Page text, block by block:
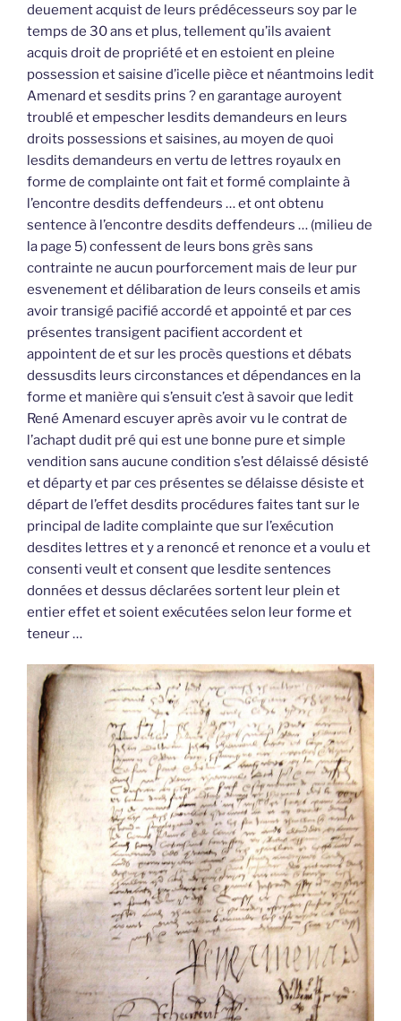
deuement acquist de leurs prédécesseurs soy par le
temps de 30 ans et plus, tellement qu’ils avaient
acquis droit de propriété et en estoient en pleine
possession et saisine d’icelle pièce et néantmoins ledit
Amenard et sesdits prins ? en garantage auroyent
troublé et empescher lesdits demandeurs en leurs
droits possessions et saisines, au moyen de quoi
lesdits demandeurs en vertu de lettres royaulx en
forme de complainte ont fait et formé complainte à
l’encontre desdits deffendeurs … et ont obtenu
sentence à l’encontre desdits deffendeurs … (milieu de
la page 5) confessent de leurs bons grès sans
contrainte ne aucun pourforcement mais de leur pur
esvenement et délibaration de leurs conseils et amis
avoir transigé pacifié accordé et appointé et par ces
présentes transigent pacifient accordent et
appointent de et sur les procès questions et débats
dessusdits leurs circonstances et dépendances en la
forme et manière qui s’ensuit c’est à savoir que ledit
René Amenard escuyer après avoir vu le contrat de
l’achapt dudit pré qui est une bonne pure et simple
vendition sans aucune condition s’est délaissé désisté
et départy et par ces présentes se délaisse désiste et
départ de l’effet desdits procédures faites tant sur le
principal de ladite complainte que sur l’exécution
desdites lettres et y a renoncé et renonce et a voulu et
consenti veult et consent que lesdite sentences
données et dessus déclarées sortent leur plein et
entier effet et soient exécutées selon leur forme et
teneur …